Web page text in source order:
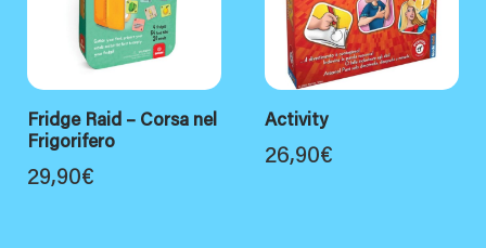
Fridge Raid – Corsa nel
Frigorifero
29,90€
Activity
26,90€